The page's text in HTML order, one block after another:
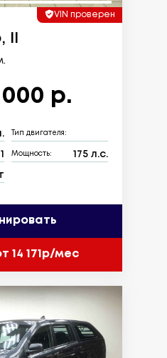
VIN проверен
000 р.
Тип двигателя:
Мощность: 175 л.с.
14 171р/мес